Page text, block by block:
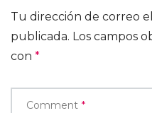
Tu dirección de correo
publicada. Los campos
con *
Comment *